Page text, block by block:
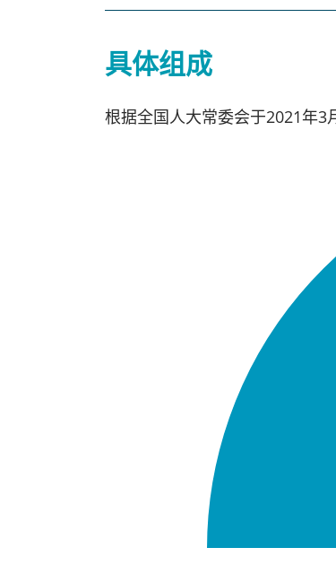
具体组成
根据全国人大常委会于2021年